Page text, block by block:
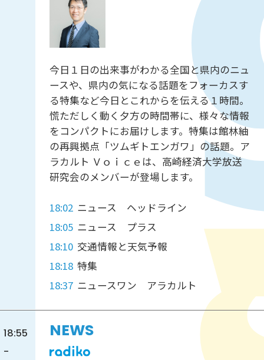
今日１日の出来事がわかる全国と県内のニュ
ースや、県内の気になる話題をフォーカスす
る特集など今日とこれからを伝える１時間。
慌ただしく動く夕方の時間帯に、様々な情報
をコンパクトにお届けします。特集は館林紬
の再興拠点「ツムギトエンガワ」の話題。ア
ラカルト Ｖｏｉｃｅは、高崎経済大学放送
研究会のメンバーが登場します。
18:02 ニュース ヘッドライン
18:05 ニュース プラス
18:10 交通情報と天気予報
18:18 特集
18:37 ニュースワン アラカルト
18:55
-
NEWS